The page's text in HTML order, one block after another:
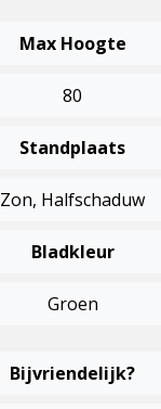
Max Hoogte
80
Standplaats
Zon, Halfschaduw
Bladkleur
Groen
Bijvriendelijk?